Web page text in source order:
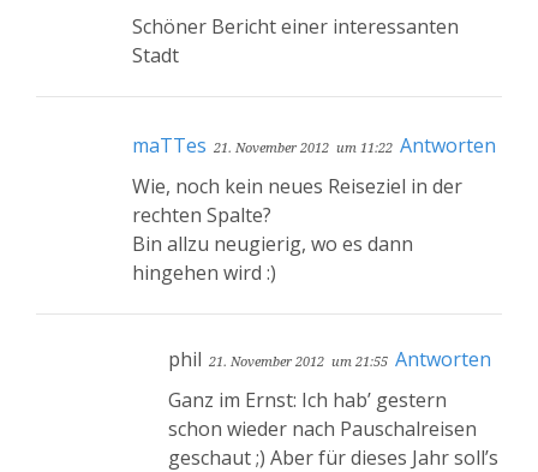
Schöner Bericht einer interessanten
Stadt
maTTes 21. November 2012 um 11:22 Antworten
Wie, noch kein neues Reiseziel in der
rechten Spalte?
Bin allzu neugierig, wo es dann
hingehen wird :)
phil 21. November 2012 um 21:55 Antworten
Ganz im Ernst: Ich hab’ gestern
schon wieder nach Pauschalreisen
geschaut ;) Aber für dieses Jahr soll’s